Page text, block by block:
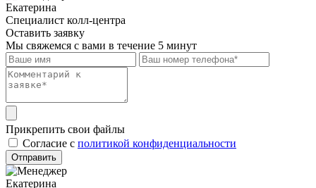
Екатерина
Специалист колл-центра
Оставить заявку
Мы свяжемся с вами в течение 5 минут
Прикрепить свои файлы
Cогласие с политикой конфиденциальности
Отправить
Екатерина